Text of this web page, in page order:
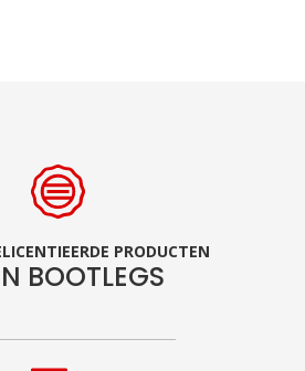
PRODUCTEN
BOOTLEGS